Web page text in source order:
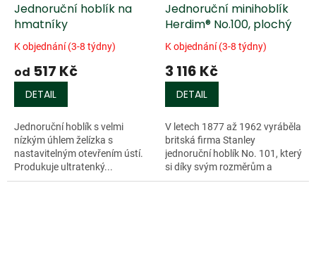
Jednoruční hoblík na
hmatníky
K objednání (3-8 týdny)
od 517 Kč
DETAIL
Jednoruční hoblík s velmi
nízkým úhlem želízka s
nastavitelným otevřením ústí.
Produkuje ultratenký...
Jednoruční minihoblík
Herdim® No.100, plochý
K objednání (3-8 týdny)
3 116 Kč
DETAIL
V letech 1877 až 1962 vyráběla
britská firma Stanley
jednoruční hoblík No. 101, který
si díky svým rozměrům a
praktičnosti...